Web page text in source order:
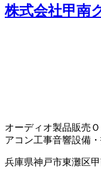
株式会社甲南
オーディオ製品販売
アコン工事音響設備
兵庫県神戸市東灘区